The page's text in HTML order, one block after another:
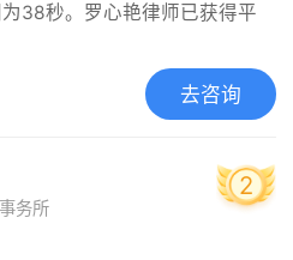
38秒。罗心艳律师已获得平
去咨询
务所
2